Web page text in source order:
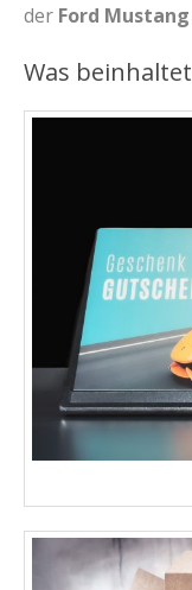
der Ford
Was